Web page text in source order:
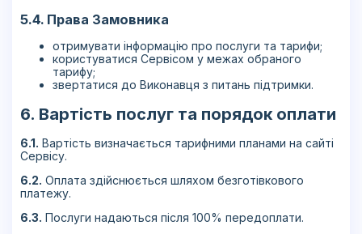
5.4. Права Замовника
отримувати інформацію про послуги та тарифи;
користуватися Сервісом у межах обраного
тарифу;
звертатися до Виконавця з питань підтримки.
6. Вартість послуг та порядок оплати
6.1. Вартість визначається тарифними планами на сайті
Сервісу.
6.2. Оплата здійснюється шляхом безготівкового
платежу.
6.3. Послуги надаються після 100% передоплати.